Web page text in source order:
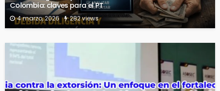
Colombia: claves para el PT
4 marzo, 2026 282 views